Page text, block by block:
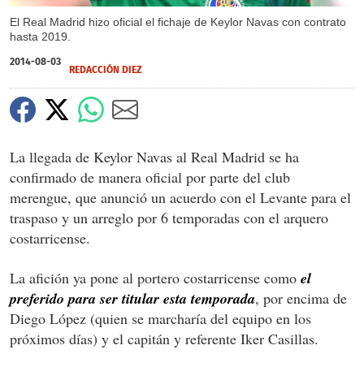
El Real Madrid hizo oficial el fichaje de Keylor Navas con contrato
hasta 2019.
2014-08-03
REDACCIÓN DIEZ
La llegada de Keylor Navas al Real Madrid se ha
confirmado de manera oficial por parte del club
merengue, que anunció un acuerdo con el Levante para el
traspaso y un arreglo por 6 temporadas con el arquero
costarricense.
La afición ya pone al portero costarricense como el
preferido para ser titular esta temporada, por encima de
Diego López (quien se marcharía del equipo en los
próximos días) y el capitán y referente Iker Casillas.